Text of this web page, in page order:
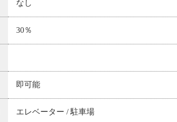
なし
30％
即可能
エレベーター / 駐車場